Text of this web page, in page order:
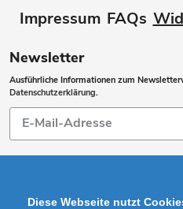
Impressum FAQs
Newsletter
Ausführliche Informationen zum
Datenschutzerklärung.
Abonnieren
Sie
unsere
Diese Webseite nutzt